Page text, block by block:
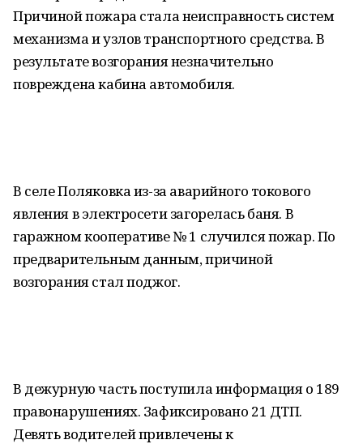
Причиной пожара стала неисправность систем
механизма и узлов транспортного средства. В
результате возгорания незначительно
повреждена кабина автомобиля.
В селе Поляковка из-за аварийного токового
явления в электросети загорелась баня. В
гаражном кооперативе № 1 случился пожар. По
предварительным данным, причиной
возгорания стал поджог.
В дежурную часть поступила информация о 189
правонарушениях. Зафиксировано 21 ДТП.
Девять водителей привлечены к